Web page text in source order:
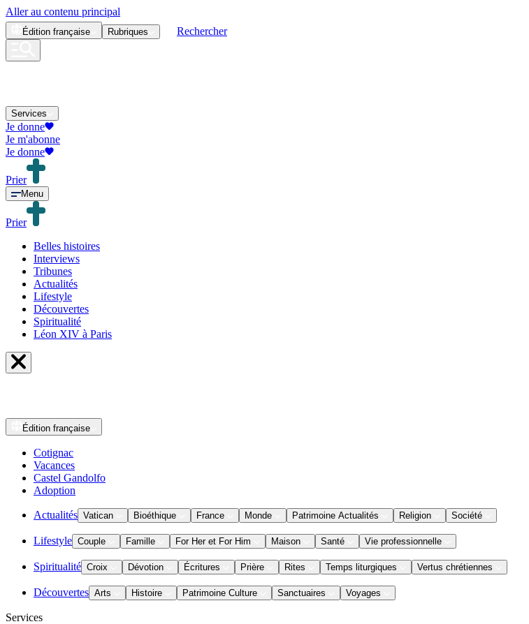
Aller au contenu principal
Édition française Rubriques Rechercher
Services
Je donne
Je m'abonne
Je donne
Prier
Menu
Prier
Belles histoires
Interviews
Tribunes
Actualités
Lifestyle
Découvertes
Spiritualité
Léon XIV à Paris
Édition française
Cotignac
Vacances
Castel Gandolfo
Adoption
Actualités Vatican Bioéthique France Monde Patrimoine Actualités Religion Société
Lifestyle Couple Famille For Her et For Him Maison Santé Vie professionnelle
Spiritualité Croix Dévotion Écritures Prière Rites Temps liturgiques Vertus chrétiennes
Découvertes Arts Histoire Patrimoine Culture Sanctuaires Voyages
Services